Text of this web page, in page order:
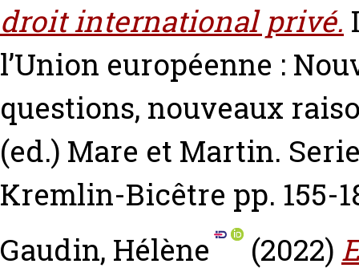
droit international privé.
l’Union européenne :
questions, nouveaux
(ed.) Mare et Martin.
Kremlin-Bicêtre pp. 155-
Gaudin, Hélène
(2022)